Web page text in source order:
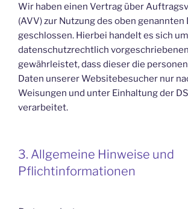
Wir haben einen Vertrag über
(AVV) zur Nutzung des oben genannten
geschlossen. Hierbei handelt es sich
datenschutzrechtlich
gewährleistet, dass dieser die
Daten unserer Websitebesucher nur
Weisungen und unter Einhaltung der
verarbeitet.
3. Allgemeine Hinweise und
Pflichtinformationen